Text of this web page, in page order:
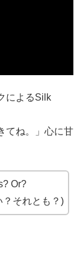
によるSilk
てね。」心に甘
Or?
それとも？)